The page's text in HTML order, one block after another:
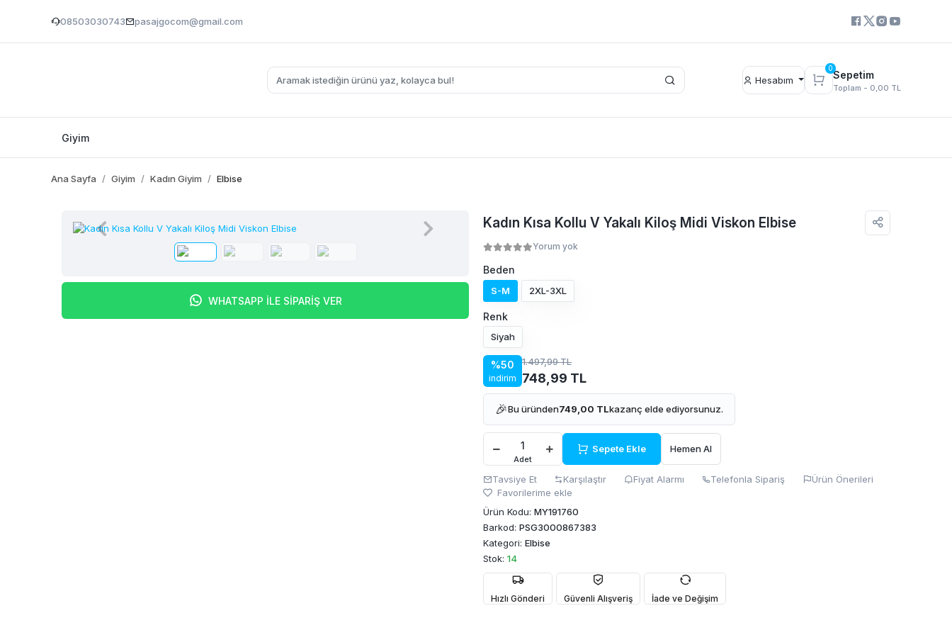
08503030743 pasajgocom@gmail.com
Hesabım
0
Sepetim
Toplam - 0,00 TL
Giyim
Ana Sayfa Giyim Kadın Giyim Elbise
WHATSAPP İLE SİPARİŞ VER
Kadın Kısa Kollu V Yakalı Kiloş Midi Viskon Elbise
Yorum yok
Beden
S-M 2XL-3XL
Renk
Siyah
%50
indirim
1.497,99 TL
748,99 TL
🎉Bu üründen749,00 TLkazanç elde ediyorsunuz.
Adet
Sepete Ekle Hemen Al
Tavsiye Et Karşılaştır Fiyat Alarmı Telefonla Sipariş
Ürün Önerileri
Favorilerime ekle
Ürün Kodu: MY191760
Barkod: PSG3000867383
Kategori: Elbise
Stok: 14
Hızlı Gönderi Güvenli Alışveriş İade ve Değişim